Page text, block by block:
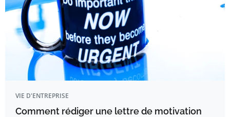
VIE D'ENTREPRISE
Comment rédiger une lettre de motivation